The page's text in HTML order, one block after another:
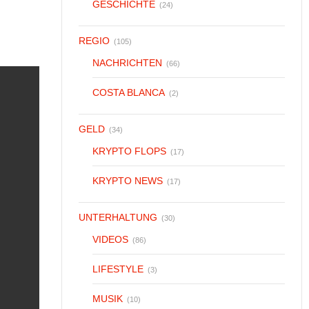
GESCHICHTE (24)
REGIO (105)
NACHRICHTEN (66)
COSTA BLANCA (2)
GELD (34)
KRYPTO FLOPS (17)
KRYPTO NEWS (17)
UNTERHALTUNG (30)
VIDEOS (86)
LIFESTYLE (3)
MUSIK (10)